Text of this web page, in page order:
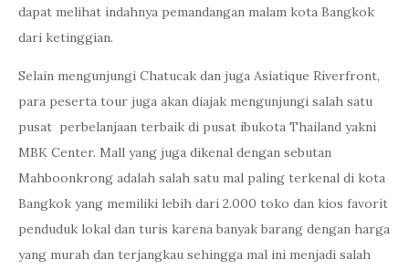
dapat melihat indahnya pemandangan malam kota Bangkok
dari ketinggian.
Selain mengunjungi Chatucak dan juga Asiatique Riverfront,
para peserta tour juga akan diajak mengunjungi salah satu
pusat perbelanjaan terbaik di pusat ibukota Thailand yakni
MBK Center. Mall yang juga dikenal dengan sebutan
Mahboonkrong adalah salah satu mal paling terkenal di kota
Bangkok yang memiliki lebih dari 2.000 toko dan kios favorit
penduduk lokal dan turis karena banyak barang dengan harga
yang murah dan terjangkau sehingga mal ini menjadi salah